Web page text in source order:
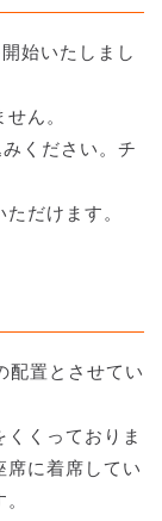
始いたしまし
ん。
ください。チ
だけます。
配置とさせてい
くっておりま
席に着席してい